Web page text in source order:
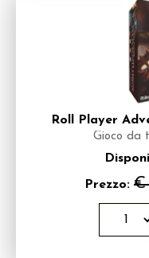
Roll Player
Gioco da
Prezzo: €